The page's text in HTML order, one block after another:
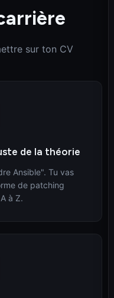
sur ton CV
de la théorie
Ansible". Tu vas
de patching
à Z.